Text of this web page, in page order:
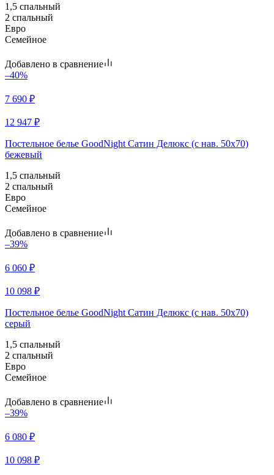
1,5 спальный
2 спальный
Евро
Семейное
Добавлено в сравнение
–40%
7 690 ₽
12 947 ₽
Постельное белье GoodNight Сатин Делюкс (с нав. 50х70)
бежевый
1,5 спальный
2 спальный
Евро
Семейное
Добавлено в сравнение
–39%
6 060 ₽
10 098 ₽
Постельное белье GoodNight Сатин Делюкс (с нав. 50х70)
серый
1,5 спальный
2 спальный
Евро
Семейное
Добавлено в сравнение
–39%
6 080 ₽
10 098 ₽